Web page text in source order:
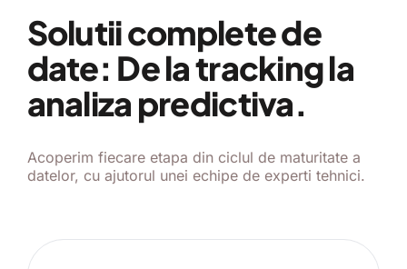
Solutii complete de
date: De la tracking la
analiza predictiva.
Acoperim fiecare etapa din ciclul de maturitate a
datelor, cu ajutorul unei echipe de experti tehnici.